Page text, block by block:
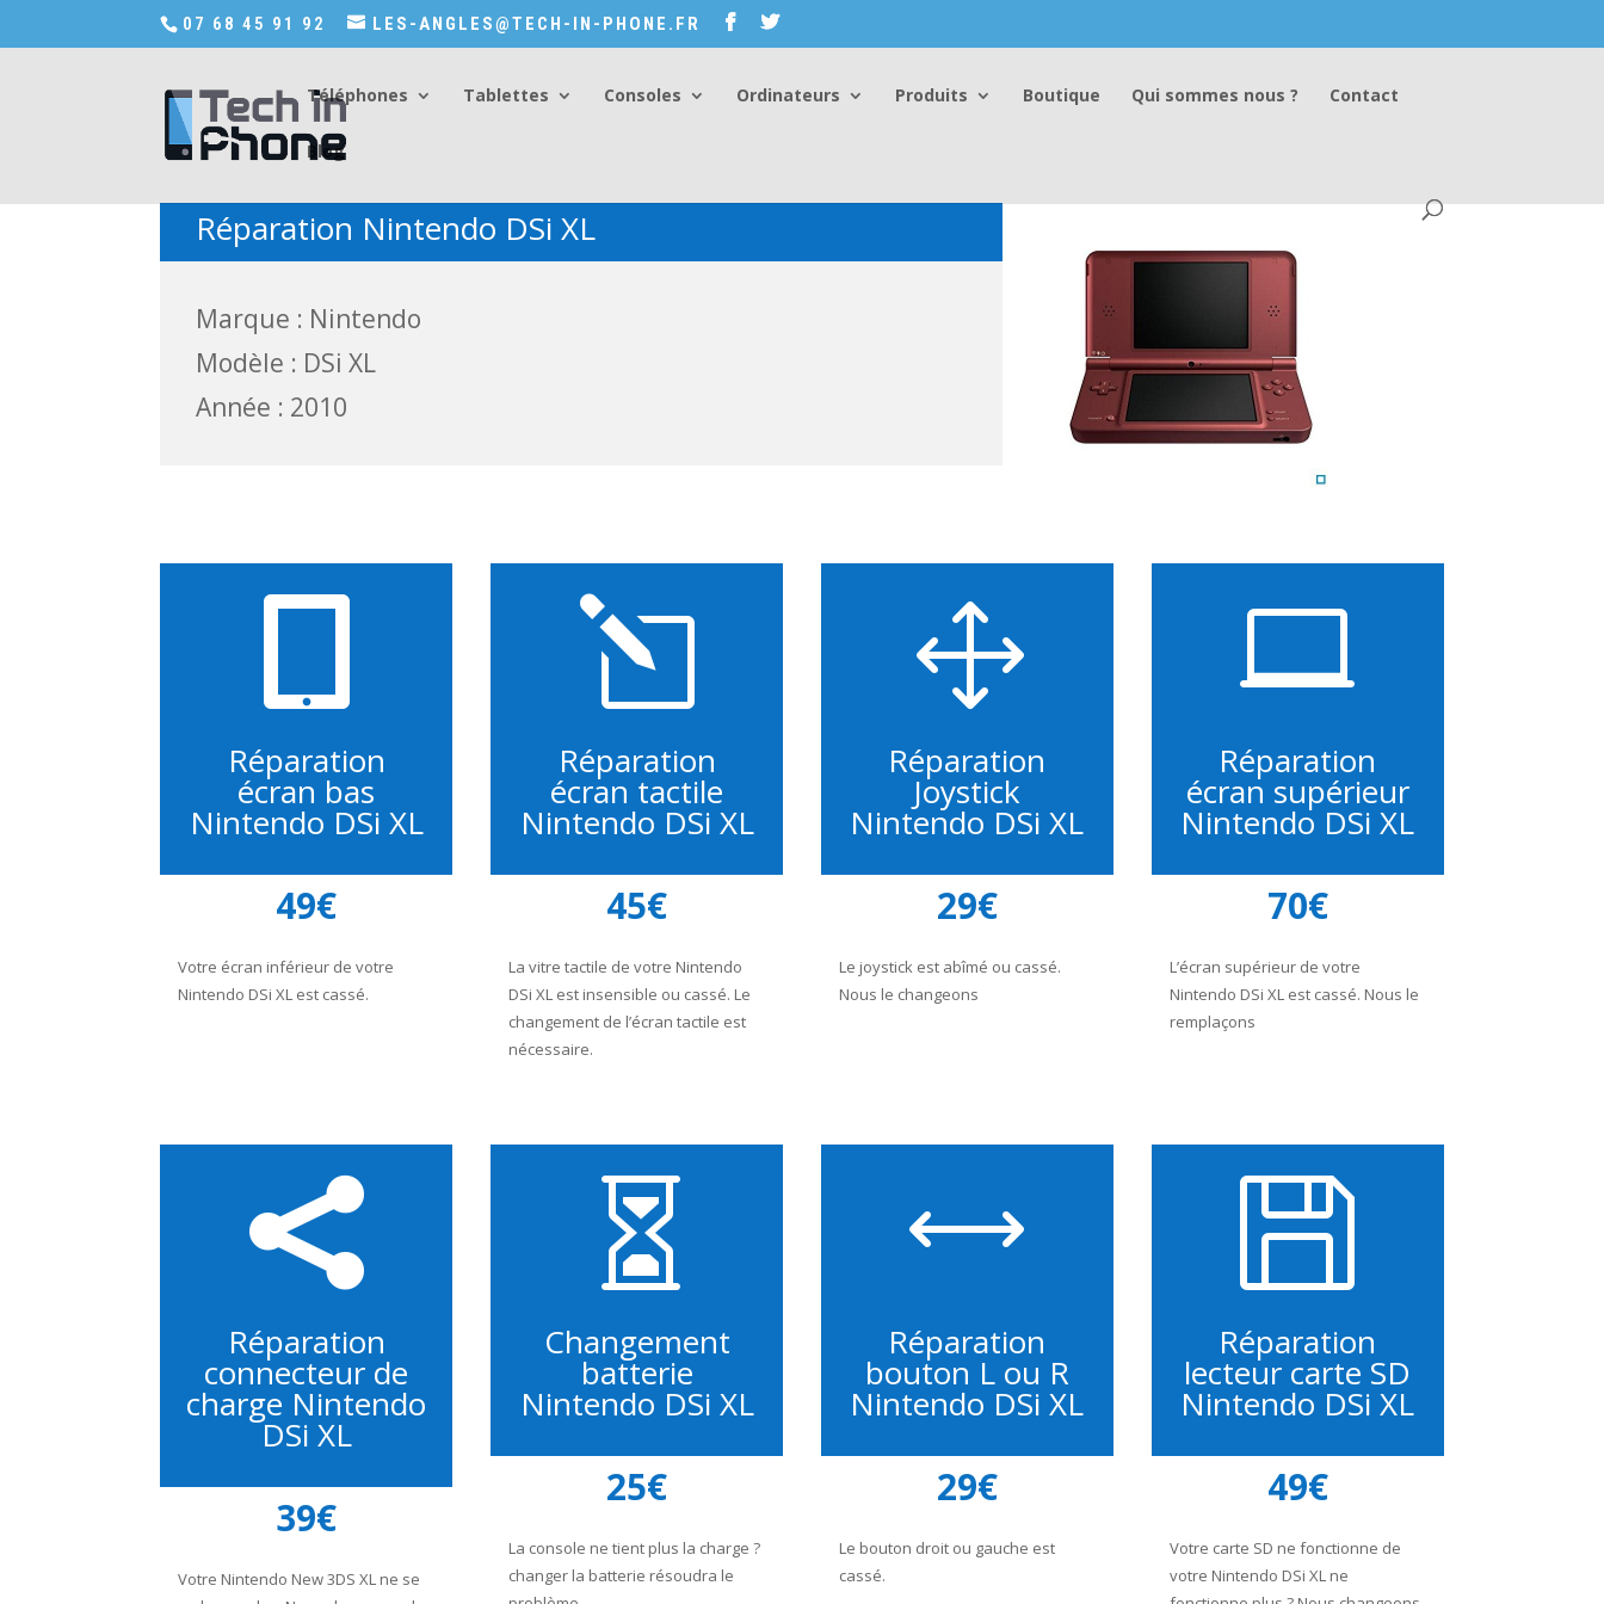
Accédez a Shop-in-tech-in-phone07 68 45 91 92 LES-ANGLES@TECH-IN-PHONE.FR
Téléphones Tablettes Consoles Ordinateurs Produits Boutique Qui sommes nous ? Contact
Blog
Réparation Nintendo DSi XL
Marque : Nintendo
Modèle : DSi XL
Année : 2010
Réparation
écran bas
Nintendo DSi XL
49€
Votre écran inférieur de votre
Nintendo DSi XL est cassé.
l
Réparation
écran tactile
Nintendo DSi XL
45€
La vitre tactile de votre Nintendo
DSi XL est insensible ou cassé. Le
changement de l’écran tactile est
nécessaire.
1
Réparation
Joystick
Nintendo DSi XL
29€
Le joystick est abîmé ou cassé.
Nous le changeons

Réparation
écran supérieur
Nintendo DSi XL
70€
L’écran supérieur de votre
Nintendo DSi XL est cassé. Nous le
remplaçons

Réparation
connecteur de
charge Nintendo
DSi XL
39€
Votre Nintendo New 3DS XL ne se

Changement
batterie
Nintendo DSi XL
25€
La console ne tient plus la charge ?
changer la batterie résoudra le
,
Réparation
bouton L ou R
Nintendo DSi XL
29€
Le bouton droit ou gauche est
cassé.

Réparation
lecteur carte SD
Nintendo DSi XL
49€
Votre carte SD ne fonctionne de
votre Nintendo DSi XL ne